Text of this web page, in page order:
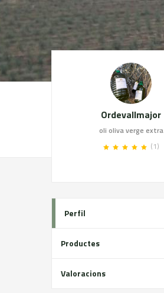
Ordevallmajor
oli oliva verge extra
(1)
Perfil
Productes
Valoracions